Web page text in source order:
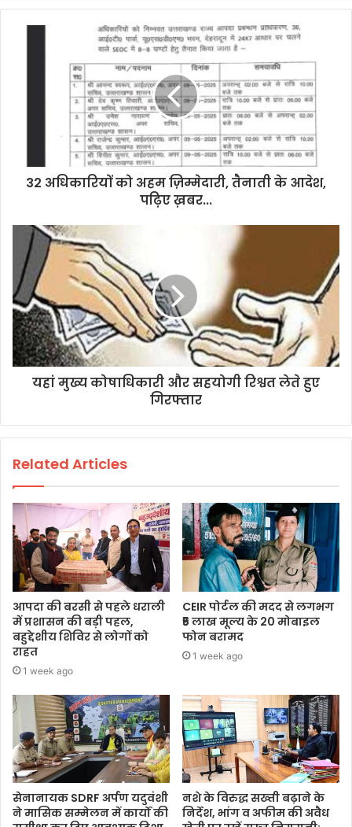
32 अधिकारियों को अहम ज़िम्मेदारी, तैनाती के आदेश,
पढ़िए ख़बर...
यहां मुख्य कोषाधिकारी और सहयोगी रिश्वत लेते हुए
गिरफ्तार
Related Articles
आपदा की बरसी से पहले धराली
में प्रशासन की बड़ी पहल,
बहुद्देशीय शिविर से लोगों को
राहत
1 week ago
CEIR पोर्टल की मदद से लगभग
₹5 लाख मूल्य के 20 मोबाइल
फोन बरामद
1 week ago
सेनानायक SDRF अर्पण यदुवंशी
ने मासिक सम्मेलन में कार्यों की
नशे के विरुद्ध सख्ती बढ़ाने के
निर्देश, भांग व अफीम की अवैध